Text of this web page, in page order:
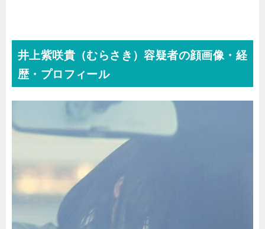
井上紫咲貴（むらさき）容疑者の顔画像・経
歴・プロフィール